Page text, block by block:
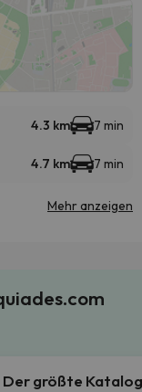
4.3 km 7 min
4.7 km 7 min
Mehr anzeigen
Der größte Katalog